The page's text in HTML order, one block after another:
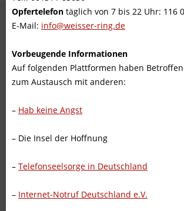
Opfertelefon täglich von 7 bis 22 Uhr: 116
E-Mail: info@weisser-ring.de
Vorbeugende Informationen
Auf folgenden Plattformen haben
zum Austausch mit anderen:
– Hab keine Angst
– Die Insel der Hoffnung
– Telefonseelsorge in Deutschland
– Internet-Notruf Deutschland e.V.